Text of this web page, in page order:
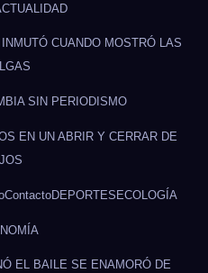
CUANDO MOSTRÓ LAS
SIN PERIODISMO
EN UN ABRIR Y CERRAR DE
ContactoDEPORTES ECOLOGÍA
EL BAILE SE ENAMORÓ DE